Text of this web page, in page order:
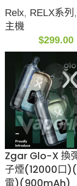
Relx, RELX系列 ,
主機
$299.00
Zgar Glo-X 換
子煙(12000口
電)(900mAh)